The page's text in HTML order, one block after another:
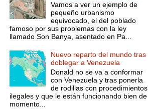
Vamos a ver un ejemplo de
pequeño urbanismo
equivocado, el del poblado
famoso por sus problemas con la ley
llamado Son Banya, asentado en Pa...
Nuevo reparto del mundo tras
doblegar a Venezuela
Donald no se va a conformar
con Venezuela y tras ponerla
de rodillas con procedimientos
ilegales y que le están funcionando bien de
momento...